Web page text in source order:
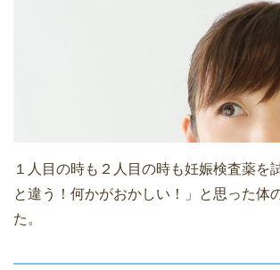
１人目の時も２人目の時も妊娠検査薬を
と違う！何かがおかしい！」と思った体
た。